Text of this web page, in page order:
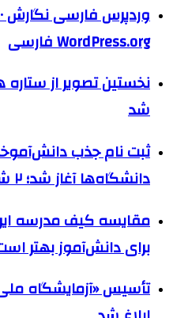
WordPress.org فارسی
نخستین تصویر از
شد
ثبت نام جذب
دانشگاه‌ها آغاز شد؛ ۲ شرط اصلی جذب
مقایسه کیف مدرسه
برای دانش‌آموز بهتر
تأسیس «آزمایشگاه